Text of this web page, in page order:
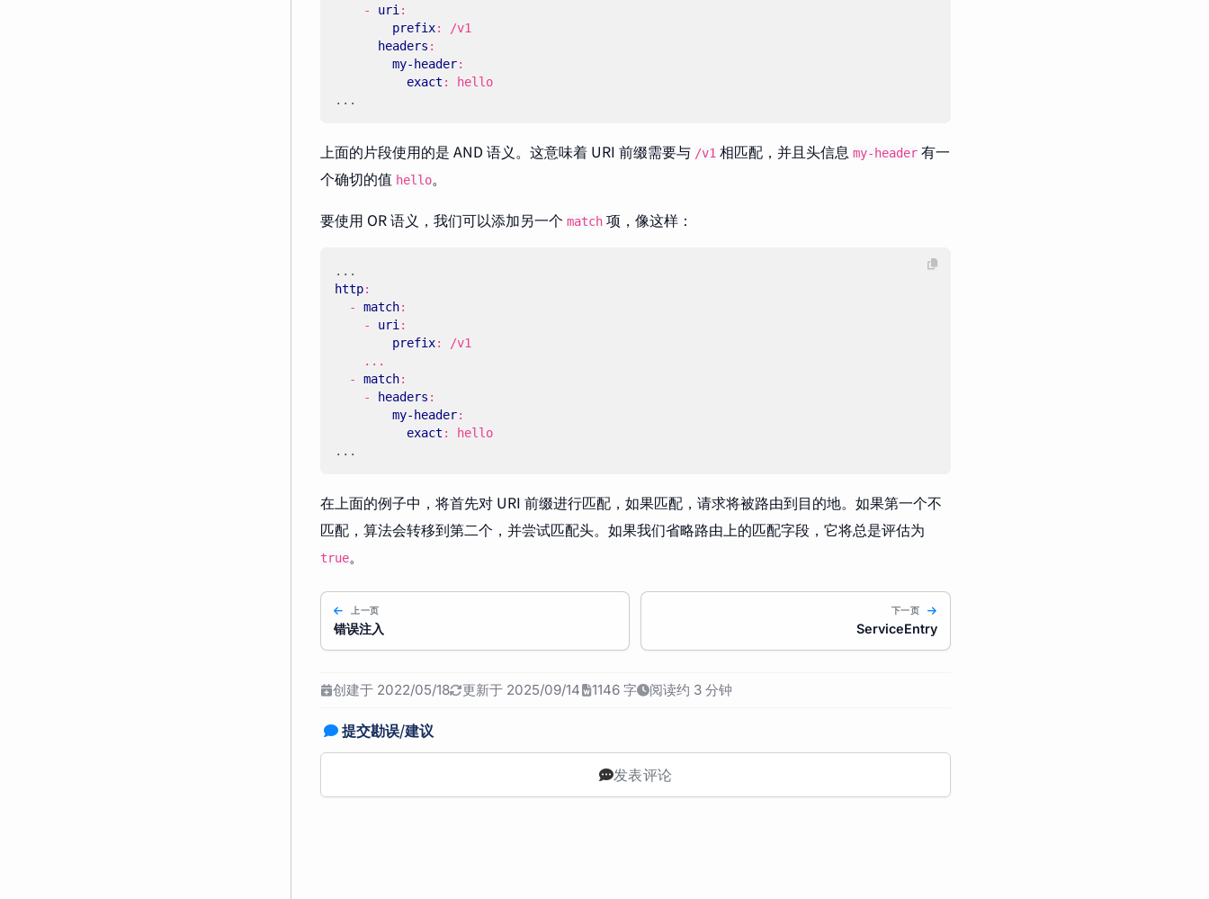
- uri :
prefix:
/v1
headers :
my-header:
exact :
hello
...
上面的片段使用的是 AND 语义。这意味着 URI 前缀需要与 /v1 相匹配，并且头信息 my-header 有一
个确切的值 hello。
要使用 OR 语义，我们可以添加另一个 match 项，像这样：
...
http:
- match:
- uri :
prefix:
/v1
...
- match:
-
headers :
my-header:
exact :
hello
...
在上面的例子中，将首先对 URI 前缀进行匹配，如果匹配，请求将被路由到目的地。如果第一个不
匹配，算法会转移到第二个，并尝试匹配头。如果我们省略路由上的匹配字段，它将总是评估为
true。
上一页
错误注入
下一页
ServiceEntry
创建于 2022/05/18 更新于 2025/09/14 1146 字 阅读约 3 分钟
提交勘误/建议
发表评论